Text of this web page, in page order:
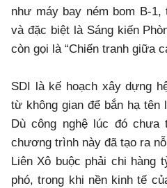
như máy bay ném bom B-1,
và đặc biệt là Sáng kiến
còn gọi là “Chiến tranh giữa
SDI là kế hoạch xây dựng
từ không gian để bắn hạ tên
Dù công nghệ lúc đó chưa
chương trình này đã tạo ra
Liên Xô buộc phải chi hàng
phó, trong khi nền kinh tế